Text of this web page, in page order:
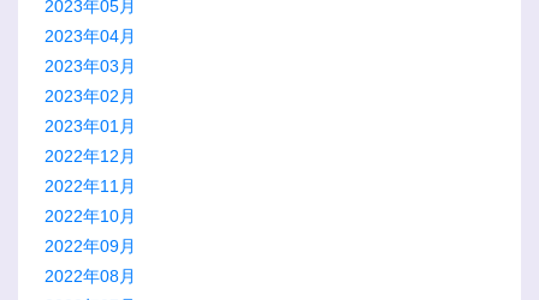
2023年05月
2023年04月
2023年03月
2023年02月
2023年01月
2022年12月
2022年11月
2022年10月
2022年09月
2022年08月